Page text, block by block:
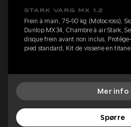
STARK VARG MX 1.2
Frein à main, 75-90 kg (Motocross),
Dunlop MX34, Chambre à air Stark,
disque frein avant non inclus,
pied standard, Kit de visserie en
Mer info
Spørre